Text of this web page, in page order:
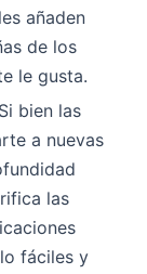
añaden
de los
le gusta.
bien las
a nuevas
las
fáciles y